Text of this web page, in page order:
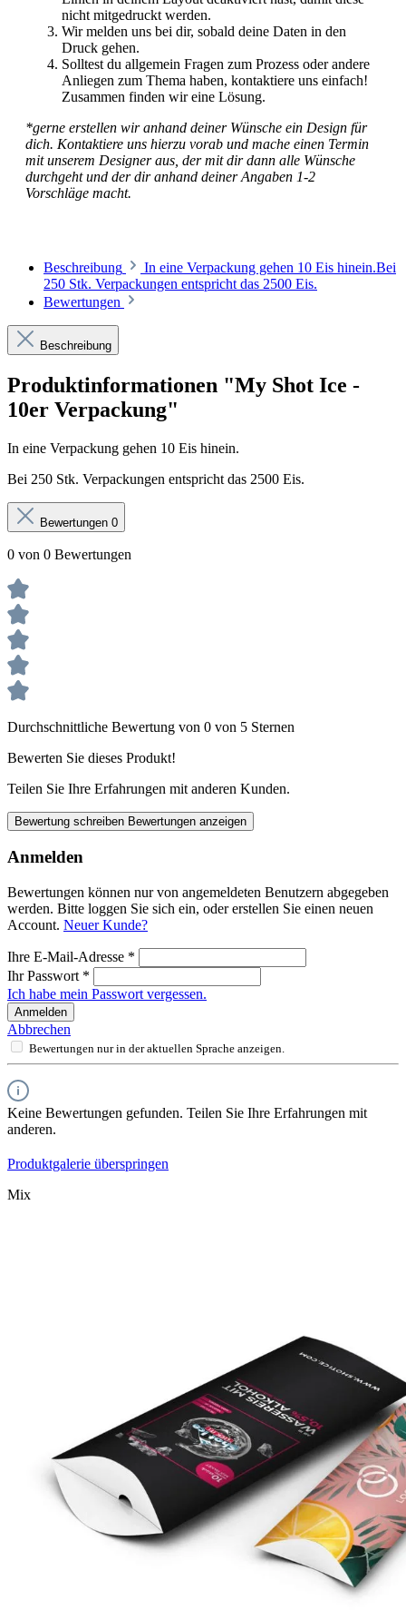
nicht mitgedruckt werden.
Wir melden uns bei dir, sobald deine Daten in den
Druck gehen.
Solltest du allgemein Fragen zum Prozess oder andere
Anliegen zum Thema haben, kontaktiere uns einfach!
Zusammen finden wir eine Lösung.
*gerne erstellen wir anhand deiner Wünsche ein Design für
dich. Kontaktiere uns hierzu vorab und mache einen Termin
mit unserem Designer aus, der mit dir dann alle Wünsche
durchgeht und der dir anhand deiner Angaben 1-2
Vorschläge macht.
Beschreibung
In eine Verpackung gehen 10 Eis hinein.Bei
250 Stk. Verpackungen entspricht das 2500 Eis.
Bewertungen
Beschreibung
Produktinformationen "My Shot Ice -
10er Verpackung"
In eine Verpackung gehen 10 Eis hinein.
Bei 250 Stk. Verpackungen entspricht das 2500 Eis.
Bewertungen 0
0 von 0 Bewertungen
Durchschnittliche Bewertung von 0 von 5 Sternen
Bewerten Sie dieses Produkt!
Teilen Sie Ihre Erfahrungen mit anderen Kunden.
Bewertung schreiben Bewertungen anzeigen
Anmelden
Bewertungen können nur von angemeldeten Benutzern abgegeben
werden. Bitte loggen Sie sich ein, oder erstellen Sie einen neuen
Account. Neuer Kunde?
Ihre E-Mail-Adresse *
Ihr Passwort *
Ich habe mein Passwort vergessen.
Anmelden
Abbrechen
Bewertungen nur in der aktuellen Sprache anzeigen.
Keine Bewertungen gefunden. Teilen Sie Ihre Erfahrungen mit
anderen.
Produktgalerie überspringen
Mix